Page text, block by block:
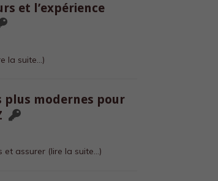
et l’expérience
la suite…)
plus modernes pour
et assurer (lire la suite…)